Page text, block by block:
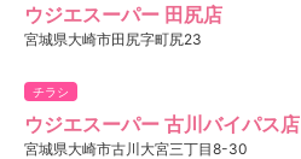
ウジエスーパー 田尻店
宮城県大崎市田尻字町尻23
チラシ
ウジエスーパー 古川バイパス店
宮城県大崎市古川大宮三丁目8-30